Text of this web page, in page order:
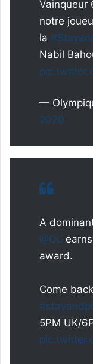
Vainqueur
notre
la
Nabil
—
2020
A
@OL
award.
Come
5PM UK/